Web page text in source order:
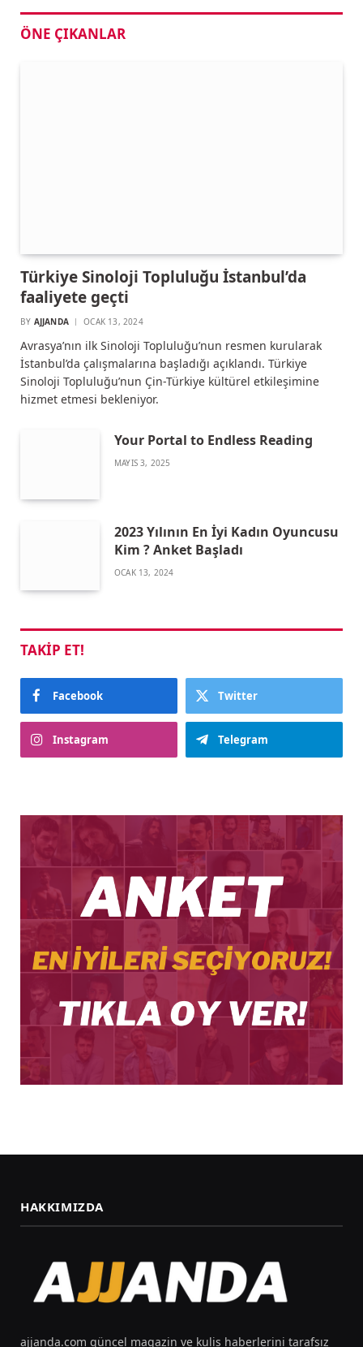
ÖNE ÇIKANLAR
Türkiye Sinoloji Topluluğu İstanbul’da
faaliyete geçti
BY AJJANDA OCAK 13, 2024
Avrasya’nın ilk Sinoloji Topluluğu’nun resmen kurularak
İstanbul’da çalışmalarına başladığı açıklandı. Türkiye
Sinoloji Topluluğu’nun Çin-Türkiye kültürel etkileşimine
hizmet etmesi bekleniyor.
Your Portal to Endless Reading
MAYIS 3, 2025
2023 Yılının En İyi Kadın Oyuncusu
Kim ? Anket Başladı
OCAK 13, 2024
TAKIP ET!
Facebook Twitter
Instagram Telegram
HAKKIMIZDA
ajjanda.com güncel magazin ve kulis haberlerini tarafsız